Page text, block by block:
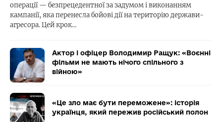
операції — безпрецедентної за задумом і виконанням
кампанії, яка перенесла бойові дії на територію держави-
агресора. Цей крок…
Актор і офіцер Володимир Ращук: «Воєнні
фільми не мають нічого спільного з
війною»
«Це зло має бути переможене»: історія
українця, який пережив російський полон